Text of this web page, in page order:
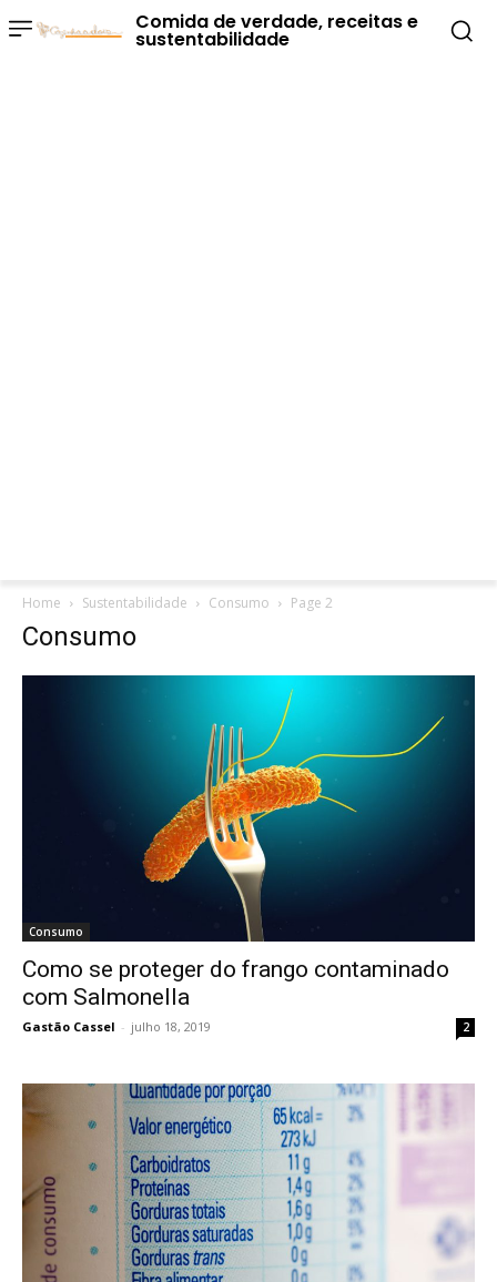
Comida de verdade, receitas e
sustentabilidade
Home Sustentabilidade Consumo Page 2
Consumo
Consumo
Como se proteger do frango contaminado
com Salmonella
Gastão Cassel - julho 18, 2019 2